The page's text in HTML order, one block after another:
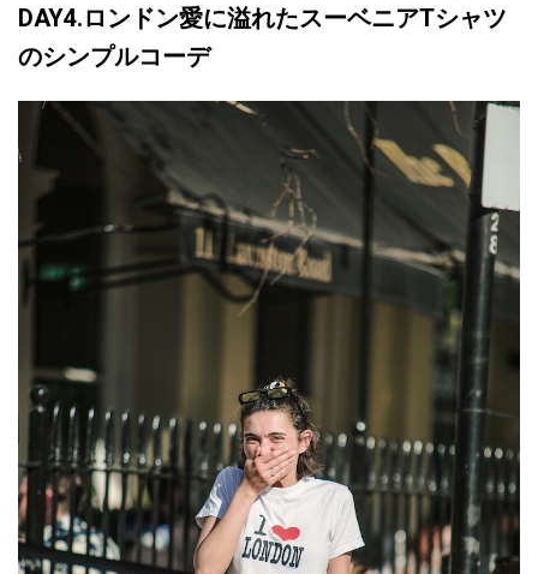
DAY4.ロンドン愛に溢れたスーベニアTシャツ
のシンプルコーデ